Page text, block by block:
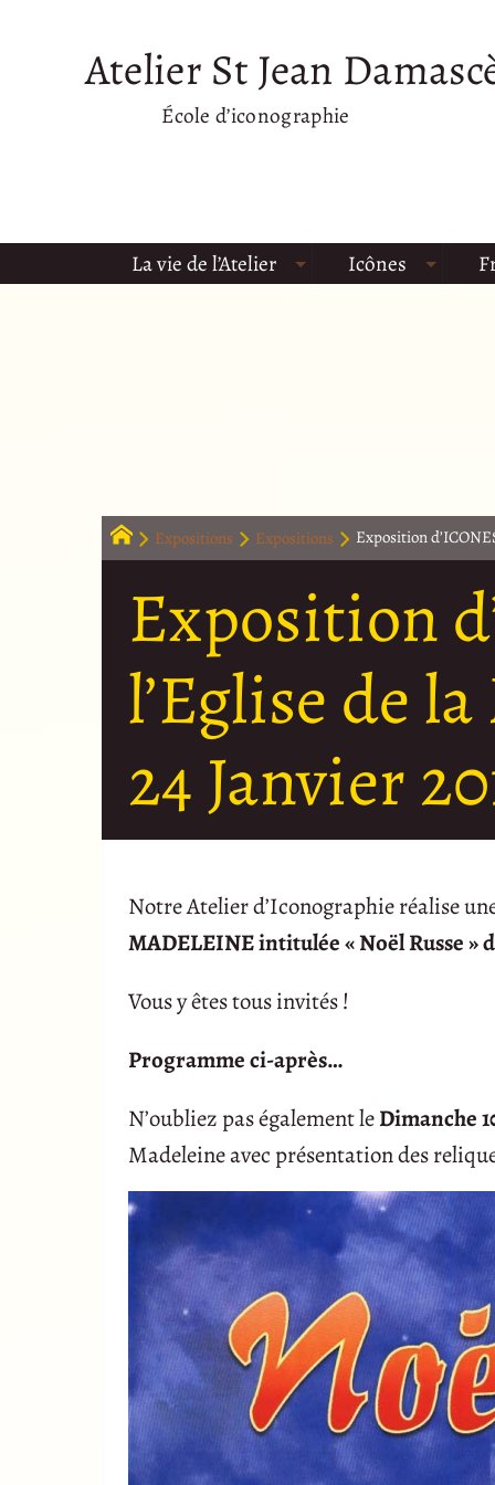
Atelier St Jean
École d’iconographie
La vie de l’Atelier Icônes
Expositions Expositions Exposition
Exposition
l’Eglise de
24 Janvier
Notre Atelier d’Iconographie réalise
MADELEINE intitulée « Noël Russe »
Vous y êtes tous invités !
Programme ci-après…
N’oubliez pas également leDimanche
Madeleine avec présentation des